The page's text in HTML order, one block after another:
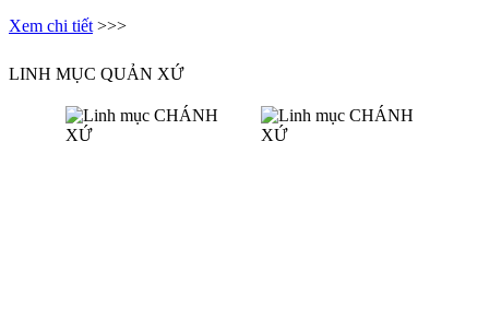
Xem chi tiết >>>
LINH MỤC QUẢN XỨ